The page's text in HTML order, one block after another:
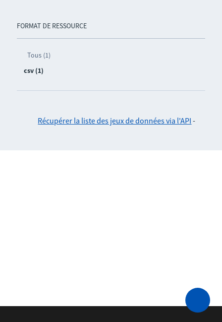
FORMAT DE RESSOURCE
Tous (1)
csv (1)
Récupérer la liste des jeux de données via l'API -